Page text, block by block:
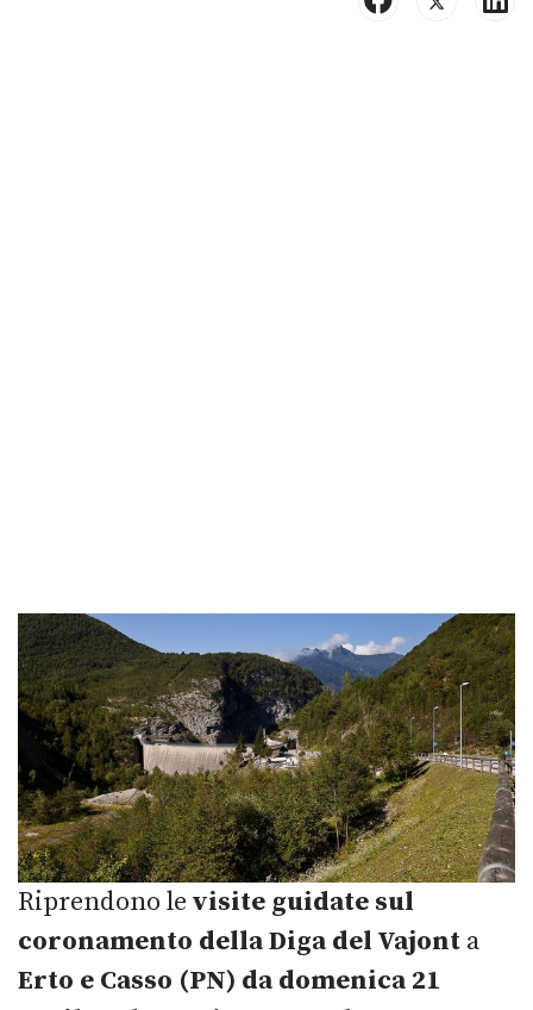
Riprendono le visite guidate sul
coronamento della Diga del Vajont a
Erto e Casso (PN) da domenica 21